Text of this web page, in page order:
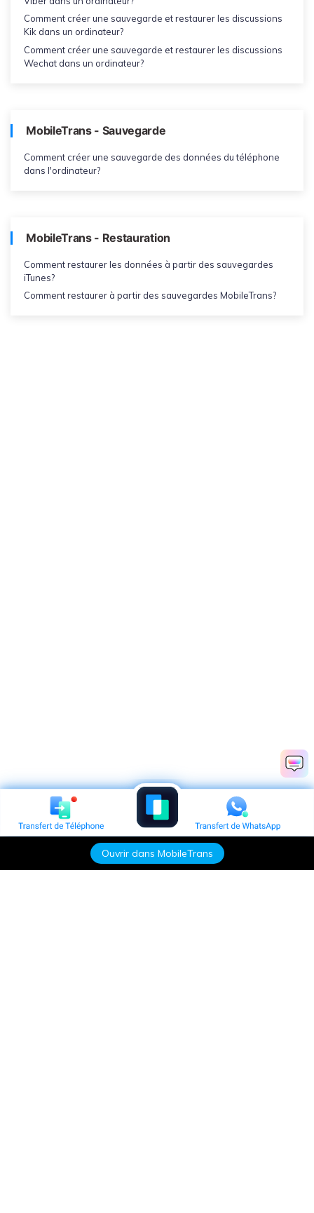
Ouvrir dans MobileTrans
Comment créer une sauvegarde et restaurer les discussions
Kik dans un ordinateur?
Comment créer une sauvegarde et restaurer les discussions
Wechat dans un ordinateur?
MobileTrans - Sauvegarde
Comment créer une sauvegarde des données du téléphone
dans l'ordinateur?
MobileTrans - Restauration
Comment restaurer les données à partir des sauvegardes
iTunes?
Comment restaurer à partir des sauvegardes MobileTrans?